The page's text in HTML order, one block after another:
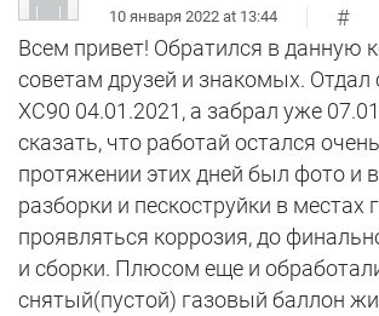
10 января 2022 at 13:44
#
Всем привет! Обратился в данную
советам друзей и знакомых. Отдал
XC90 04.01.2021, а забрал уже
сказать, что работай остался
протяжении этих дней был фото и
разборки и пескоструйки в местах
проявляться коррозия, до
и сборки. Плюсом еще и
снятый(пустой) газовый баллон